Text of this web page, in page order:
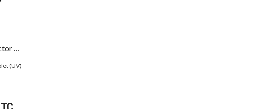
Tiffen UV Protector Screw Filter
(UV)